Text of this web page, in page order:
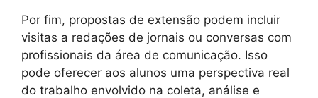
Por fim, propostas de extensão podem incluir
visitas a redações de jornais ou conversas com
profissionais da área de comunicação. Isso
pode oferecer aos alunos uma perspectiva real
do trabalho envolvido na coleta, análise e